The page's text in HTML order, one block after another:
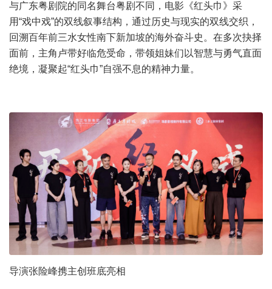
与广东粤剧院的同名舞台粤剧不同，电影《红头巾》采
用“戏中戏”的双线叙事结构，通过历史与现实的双线交织，
回溯百年前三水女性南下新加坡的海外奋斗史。在多次抉择
面前，主角卢带好临危受命，带领姐妹们以智慧与勇气直面
绝境，凝聚起“红头巾”自强不息的精神力量。
导演张险峰携主创班底亮相